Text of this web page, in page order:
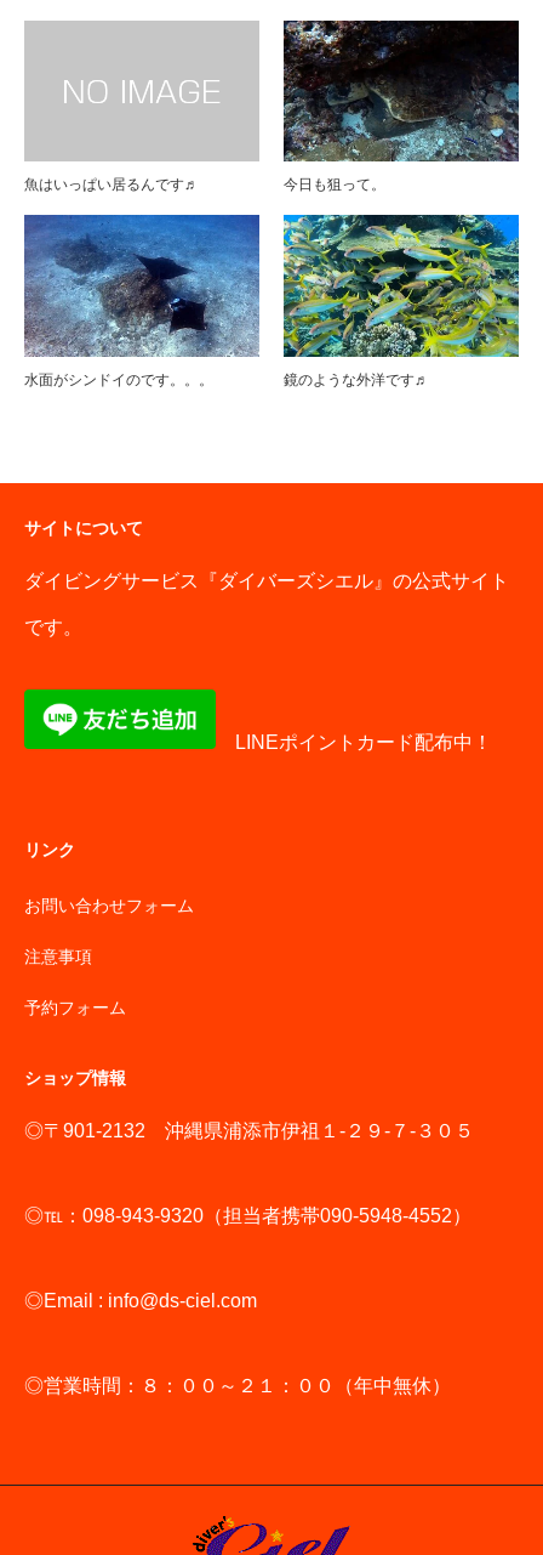
魚はいっぱい居るんです♬ 今日も狙って。
水面がシンドイのです。。。 鏡のような外洋です♬
サイトについて
ダイビングサービス『ダイバーズシエル』の公式サイト
です。
LINEポイントカード配布中！
リンク
お問い合わせフォーム
注意事項
予約フォーム
ショップ情報
◎〒901-2132 沖縄県浦添市伊祖１-２９-７-３０５
◎℡：098-943-9320（担当者携帯090-5948-4552）
◎Email : info@ds-ciel.com
◎営業時間：８：００～２１：００（年中無休）